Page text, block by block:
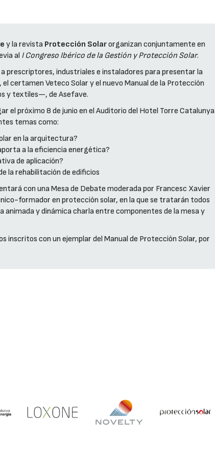
y la revista Protección Solarorganizan conjuntamente en
al I Congreso Ibérico de la Gestión y Protección Solar.
prescriptores, industriales e instaladores para presentar la
certamen Veteco Solar y el nuevo Manual de la Protección
y textiles—, de Asefave.
el próximo 8 de junio en el Auditorio del Hotel Torre Catalunya
temas como:
en la arquitectura?
a la eficiencia energética?
de aplicación?
la rehabilitación de edificios
con una Mesa de Debate moderada por Francesc Xavier
formador en protección solar, en la que se tratarán todos
animada y dinámica charla entre componentes de la mesa y
inscritos con un ejemplar del Manual de Protección Solar, por